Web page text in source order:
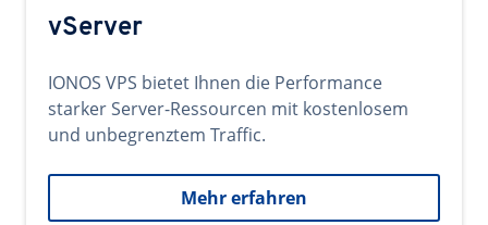
vServer
IONOS VPS bietet Ihnen die Performance
starker Server-Ressourcen mit kostenlosem
und unbegrenztem Traffic.
Mehr erfahren